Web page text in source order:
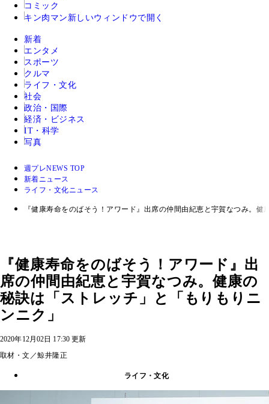
コミック
キン肉マン 新しいウィンドウで開く
新着
エンタメ
スポーツ
クルマ
ライフ・文化
社会
政治・国際
経済・ビジネス
IT・科学
写真
週プレNEWS TOP
新着ニュース
ライフ・文化ニュース
『健康寿命をのばそう！アワード』出席の仲間由紀恵と宇賀なつみ。
『健康寿命をのばそう！アワード』出
席の仲間由紀恵と宇賀なつみ。健康の
秘訣は「ストレッチ」と「もりもりニ
ンニク」
2020年12月02日 17:30 更新
取材・文／鯨井隆正
ライフ・文化